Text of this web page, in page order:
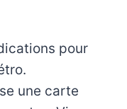
pour
une carte